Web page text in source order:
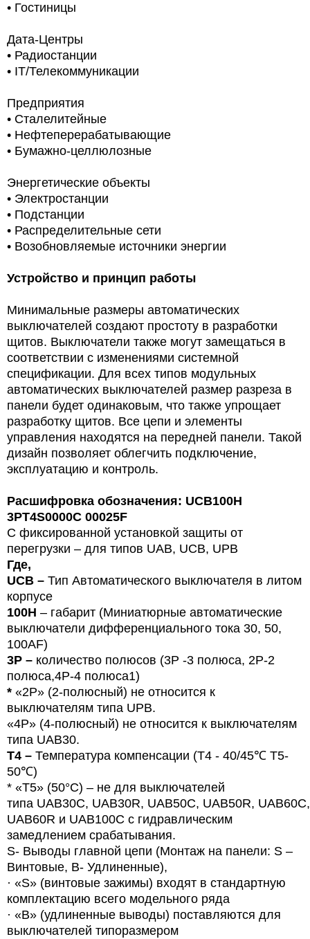
• Гостиницы
Дата-Центры
• Радиостанции
• IT/Телекоммуникации
Предприятия
• Сталелитейные
• Нефтеперерабатывающие
• Бумажно-целлюлозные
Энергетические объекты
• Электростанции
• Подстанции
• Распределительные сети
• Возобновляемые источники энергии
Устройство и принцип работы
Минимальные размеры автоматических
выключателей создают простоту в разработки
щитов. Выключатели также могут замещаться в
соответствии с изменениями системной
спецификации. Для всех типов модульных
автоматических выключателей размер разреза в
панели будет одинаковым, что также упрощает
разработку щитов. Все цепи и элементы
управления находятся на передней панели. Такой
дизайн позволяет облегчить подключение,
эксплуатацию и контроль.
Расшифровка обозначения: UCB100H
3PT4S0000C 00025F
С фиксированной установкой защиты от
перегрузки – для типов UAB, UCB, UPB
Где,
UCB – Тип Автоматического выключателя в литом
корпусе
100H – габарит (Миниатюрные автоматические
выключатели дифференциального тока 30, 50,
100AF)
3P – количество полюсов (3Р -3 полюса, 2P-2
полюса,4Р-4 полюса1)
* «2P» (2-полюсный) не относится к
выключателям типа UPB.
«4P» (4-полюсный) не относится к выключателям
типа UAB30.
T4 – Температура компенсации (T4 - 40/45℃ T5-
50℃)
* «T5» (50°C) – не для выключателей
типа UAB30C, UAB30R, UAB50C, UAB50R, UAB60C,
UAB60R и UAB100C с гидравлическим
замедлением срабатывания.
S- Выводы главной цепи (Монтаж на панели: S –
Винтовые, B- Удлиненные),
· «S» (винтовые зажимы) входят в стандартную
комплектацию всего модельного ряда
· «B» (удлиненные выводы) поставляются для
выключателей типоразмером